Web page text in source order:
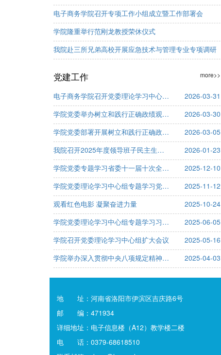
电子商务学院召开专项工作小组成立暨工作部署会
学院隆重举行范刚龙教授荣休仪式
我院赴三所兄弟高校开展应急技术与管理专业专项调研
党建工作 more>>
电子商务学院召开党委理论学习中心组学习会
2026-03-31
学院党委举办树立和践行正确政绩观 学习教育读书班
2026-03-30
学院党委部署开展树立和践行正确政绩观学习教育
2026-03-05
我院召开2025年度领导班子民主生活会
2026-01-23
学院党委专题学习省委十一届十次全会精神
2025-12-10
学院党委理论学习中心组专题学习党的二十届四中全会精神
2025-11-12
观看红色电影 凝聚奋进力量
2025-10-24
学院党委理论学习中心组专题学习习近平总书记在河南考察时的重要讲话精神
2025-06-05
学院召开党委理论学习中心组扩大会议
2025-05-16
学院举办深入贯彻中央八项规定精神学习教育读书班
2025-04-03
地 址：河南省洛阳市伊滨区吉庆路6号
邮 编：471934
详细地址：电子信息楼（A12）教学楼二楼
电 话：0379-68618510